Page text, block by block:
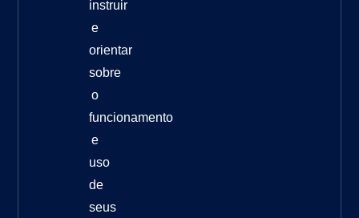
instruir
e
orientar
sobre
o
funcionamento
e
uso
de
seus